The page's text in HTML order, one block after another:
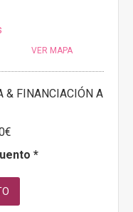
VER MAPA
& FINANCIACIÓN A
*